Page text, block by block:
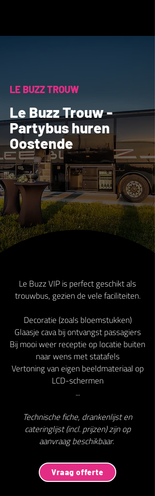
LE BUZZ TROUW
Le Buzz Trouw -
Partybus huren
Oostende
Le Buzz VIP is perfect geschikt als
trouwbus, gezien de vele faciliteiten.
Decoratie (zoals bloemstukken)
Glaasje cava bij ontvangst passagiers
Bij mooi weer receptie op locatie buiten
naar wens met statafels
Vertoning van eigen beeldmateriaal op
LCD-schermen
...
Technische fiche, drankenlijst en
cateringlijst (incl. prijzen) zijn op
aanvraag beschikbaar.
Vraag offerte